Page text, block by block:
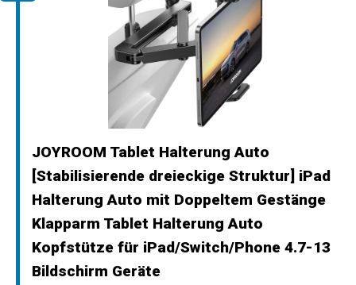
JOYROOM Tablet Halterung Auto
[Stabilisierende dreieckige Struktur] iPad
Halterung Auto mit Doppeltem Gestänge
Klapparm Tablet Halterung Auto
Kopfstütze für iPad/Switch/Phone 4.7-13
Bildschirm Geräte